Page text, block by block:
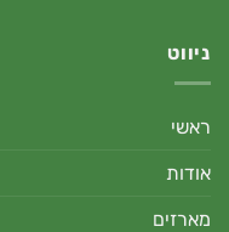
ניווט
ראשי
אודות
מארזים